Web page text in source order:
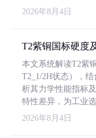
2026年8月4日
T2紫铜国标硬度
本文系统解读T2紫
T2_1/2H状态），
析其力学性能指标
特性差异，为工业
2026年8月4日